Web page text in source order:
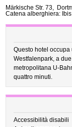
Märkische Str. 73,
Catena alberghiera: Ibis
Questo hotel
Westfalenpark, a
metropolitana U-
quattro minuti.
Accessibilità disabili